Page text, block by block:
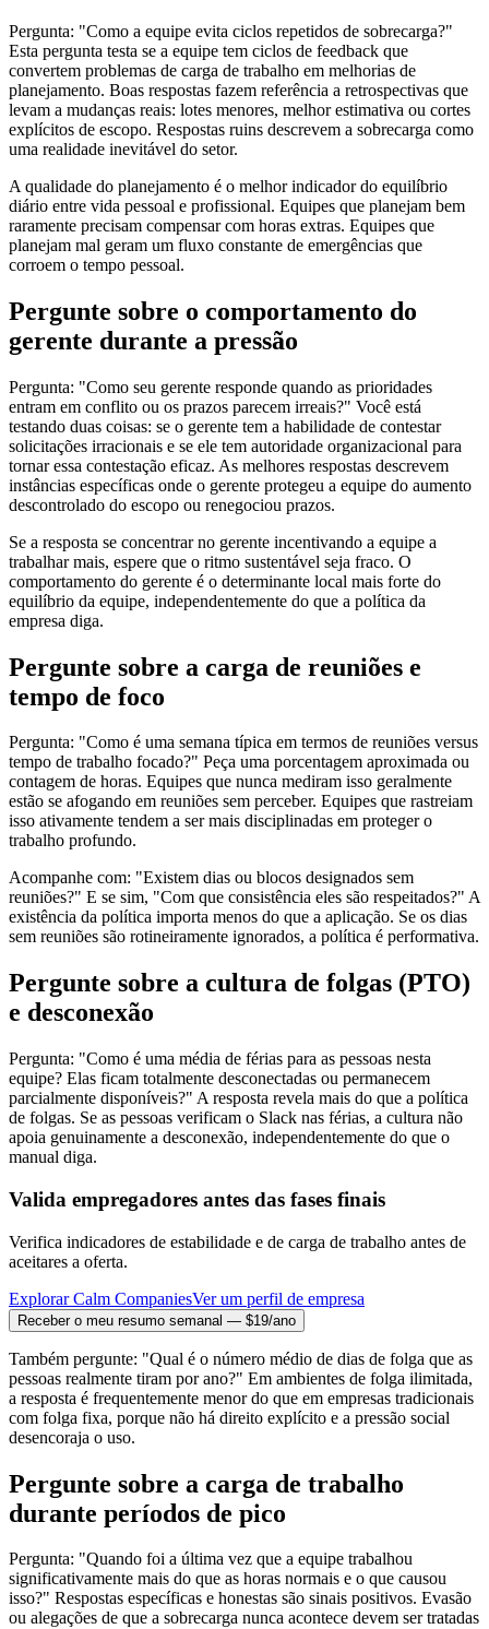
Pergunta: "Como a equipe evita ciclos repetidos de sobrecarga?"
Esta pergunta testa se a equipe tem ciclos de feedback que
convertem problemas de carga de trabalho em melhorias de
planejamento. Boas respostas fazem referência a retrospectivas que
levam a mudanças reais: lotes menores, melhor estimativa ou cortes
explícitos de escopo. Respostas ruins descrevem a sobrecarga como
uma realidade inevitável do setor.
A qualidade do planejamento é o melhor indicador do equilíbrio
diário entre vida pessoal e profissional. Equipes que planejam bem
raramente precisam compensar com horas extras. Equipes que
planejam mal geram um fluxo constante de emergências que
corroem o tempo pessoal.
Pergunte sobre o comportamento do
gerente durante a pressão
Pergunta: "Como seu gerente responde quando as prioridades
entram em conflito ou os prazos parecem irreais?" Você está
testando duas coisas: se o gerente tem a habilidade de contestar
solicitações irracionais e se ele tem autoridade organizacional para
tornar essa contestação eficaz. As melhores respostas descrevem
instâncias específicas onde o gerente protegeu a equipe do aumento
descontrolado do escopo ou renegociou prazos.
Se a resposta se concentrar no gerente incentivando a equipe a
trabalhar mais, espere que o ritmo sustentável seja fraco. O
comportamento do gerente é o determinante local mais forte do
equilíbrio da equipe, independentemente do que a política da
empresa diga.
Pergunte sobre a carga de reuniões e
tempo de foco
Pergunta: "Como é uma semana típica em termos de reuniões versus
tempo de trabalho focado?" Peça uma porcentagem aproximada ou
contagem de horas. Equipes que nunca mediram isso geralmente
estão se afogando em reuniões sem perceber. Equipes que rastreiam
isso ativamente tendem a ser mais disciplinadas em proteger o
trabalho profundo.
Acompanhe com: "Existem dias ou blocos designados sem
reuniões?" E se sim, "Com que consistência eles são respeitados?" A
existência da política importa menos do que a aplicação. Se os dias
sem reuniões são rotineiramente ignorados, a política é performativa.
Pergunte sobre a cultura de folgas (PTO)
e desconexão
Pergunta: "Como é uma média de férias para as pessoas nesta
equipe? Elas ficam totalmente desconectadas ou permanecem
parcialmente disponíveis?" A resposta revela mais do que a política
de folgas. Se as pessoas verificam o Slack nas férias, a cultura não
apoia genuinamente a desconexão, independentemente do que o
manual diga.
Valida empregadores antes das fases finais
Verifica indicadores de estabilidade e de carga de trabalho antes de
aceitares a oferta.
Explorar Calm CompaniesVer um perfil de empresa
Receber o meu resumo semanal — $19/ano
Também pergunte: "Qual é o número médio de dias de folga que as
pessoas realmente tiram por ano?" Em ambientes de folga ilimitada,
a resposta é frequentemente menor do que em empresas tradicionais
com folga fixa, porque não há direito explícito e a pressão social
desencoraja o uso.
Pergunte sobre a carga de trabalho
durante períodos de pico
Pergunta: "Quando foi a última vez que a equipe trabalhou
significativamente mais do que as horas normais e o que causou
isso?" Respostas específicas e honestas são sinais positivos. Evasão
ou alegações de que a sobrecarga nunca acontece devem ser tratadas